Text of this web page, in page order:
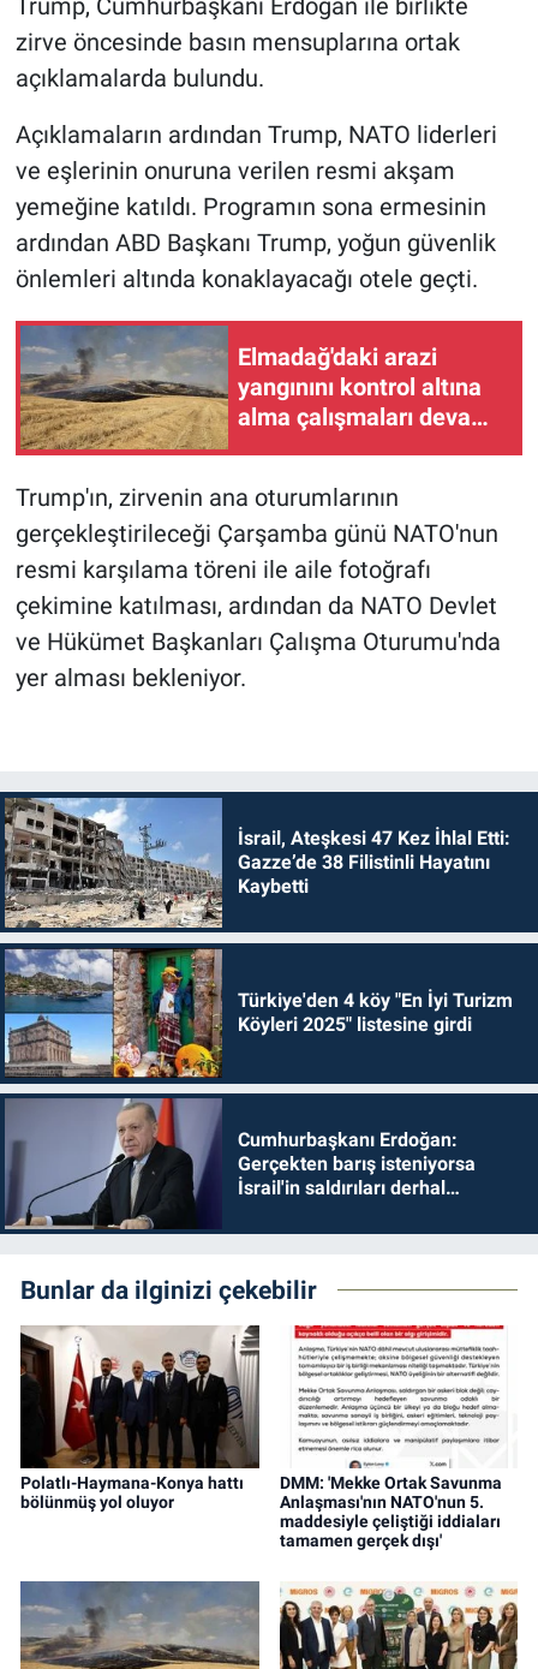
zirve öncesinde basın mensuplarına ortak
açıklamalarda bulundu.
Açıklamaların ardından Trump, NATO liderleri
ve eşlerinin onuruna verilen resmi akşam
yemeğine katıldı. Programın sona ermesinin
ardından ABD Başkanı Trump, yoğun güvenlik
önlemleri altında konaklayacağı otele geçti.
Elmadağ'daki arazi
yangınını kontrol altına
alma çalışmaları devam
Trump'ın, zirvenin ana oturumlarının
gerçekleştirileceği Çarşamba günü NATO'nun
resmi karşılama töreni ile aile fotoğrafı
çekimine katılması, ardından da NATO Devlet
ve Hükümet Başkanları Çalışma Oturumu'nda
yer alması bekleniyor.
İsrail, Ateşkesi 47 Kez İhlal Etti:
Gazze’de 38 Filistinli Hayatını
Kaybetti
Türkiye'den 4 köy "En İyi Turizm
Köyleri 2025" listesine girdi
Cumhurbaşkanı Erdoğan:
Gerçekten barış isteniyorsa
İsrail'in saldırıları derhal
Bunlar da ilginizi çekebilir
Polatlı-Haymana-Konya hattı
bölünmüş yol oluyor
DMM: 'Mekke Ortak Savunma
Anlaşması'nın NATO'nun 5.
maddesiyle çeliştiği iddiaları
tamamen gerçek dışı'